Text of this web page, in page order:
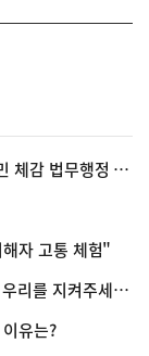
법무행정 혁신
자 고통 체험"
를 지켜주세요"
유는?